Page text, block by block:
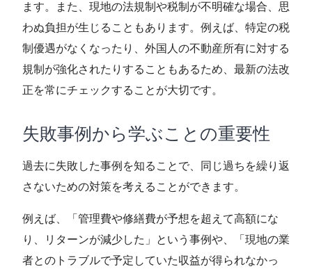
ます。また、現地の法規制や税制が不明確な場合、思
わぬ負担が生じることもあります。例えば、特定の税
制優遇がなくなったり、外国人の不動産所有に対する
規制が強化されたりすることもあるため、最新の法改
正を常にチェックすることが大切です。
失敗事例から学ぶことの重要性
過去に失敗した事例を知ることで、同じ過ちを繰り返
さないための対策を考えることができます。
例えば、「管理費や修繕費が予想を超えて高額にな
り、リターンが減少した」という事例や、「現地の業
者とのトラブルで予定していた収益が得られなかっ